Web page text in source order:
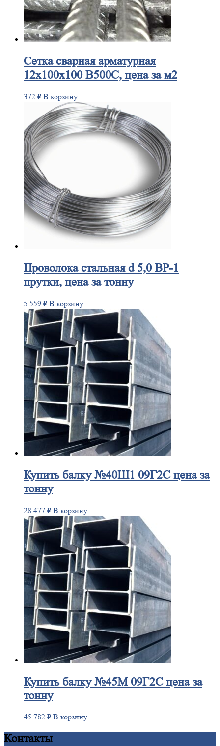
Сеткасварная арматурная
12х100х100 В500С, цена за м2
372 ₽ В корзину
Проволокастальная d 5,0 ВР-1
прутки, цена за тонну
5 559 ₽ В корзину
Купитьбалку №40Ш1 09Г2С цена за
тонну
28 477 ₽ В корзину
Купитьбалку №45М 09Г2С цена за
тонну
45 782 ₽ В корзину
Контакты